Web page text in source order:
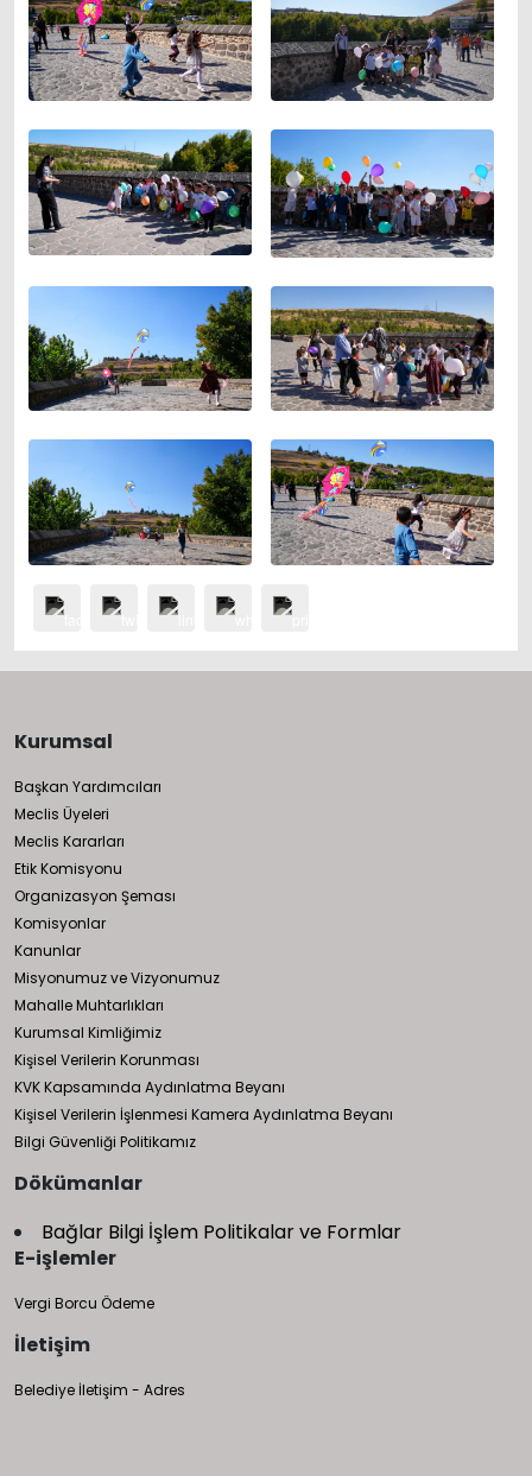
Kurumsal
Başkan Yardımcıları
Meclis Üyeleri
Meclis Kararları
Etik Komisyonu
Organizasyon Şeması
Komisyonlar
Kanunlar
Misyonumuz ve Vizyonumuz
Mahalle Muhtarlıkları
Kurumsal Kimliğimiz
Kişisel Verilerin Korunması
KVK Kapsamında Aydınlatma Beyanı
Kişisel Verilerin İşlenmesi Kamera Aydınlatma Beyanı
Bilgi Güvenliği Politikamız
Dökümanlar
Bağlar Bilgi İşlem Politikalar ve Formlar
E-işlemler
Vergi Borcu Ödeme
İletişim
Belediye İletişim - Adres